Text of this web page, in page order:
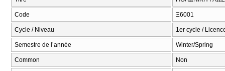
Code Ξ6001
Cycle / Niveau 1er cycle /
Semestre de l’année Winter/Spring
Common Non